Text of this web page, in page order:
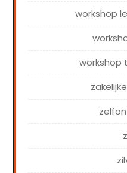
workshop
workshop